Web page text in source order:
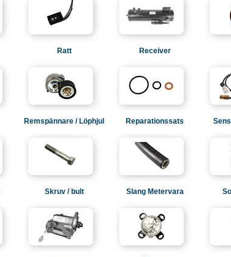
Ratt Receiver
Remspännare / Löphjul Reparationssats
Skruv / bult Slang Metervara